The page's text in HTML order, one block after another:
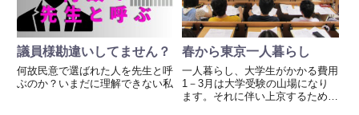
議員様勘違いしてません？
何故民意で選ばれた人を先生と呼
ぶのか？いまだに理解できない私
春から東京一人暮らし
一人暮らし、大学生がかかる費用
1－3月は大学受験の山場になり
ます。それに伴い上京するための